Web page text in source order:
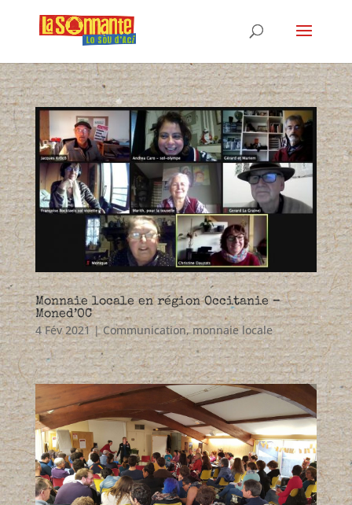
Monnaie locale en région Occitanie –
Moned’OC
4 Fév 2021|Communication,monnaie locale